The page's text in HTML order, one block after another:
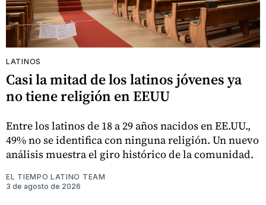
LATINOS
Casi la mitad de los latinos jóvenes ya
no tiene religión en EEUU
Entre los latinos de 18 a 29 años nacidos en EE.UU.,
49% no se identifica con ninguna religión. Un nuevo
análisis muestra el giro histórico de la comunidad.
EL TIEMPO LATINO TEAM
3 de agosto de 2026